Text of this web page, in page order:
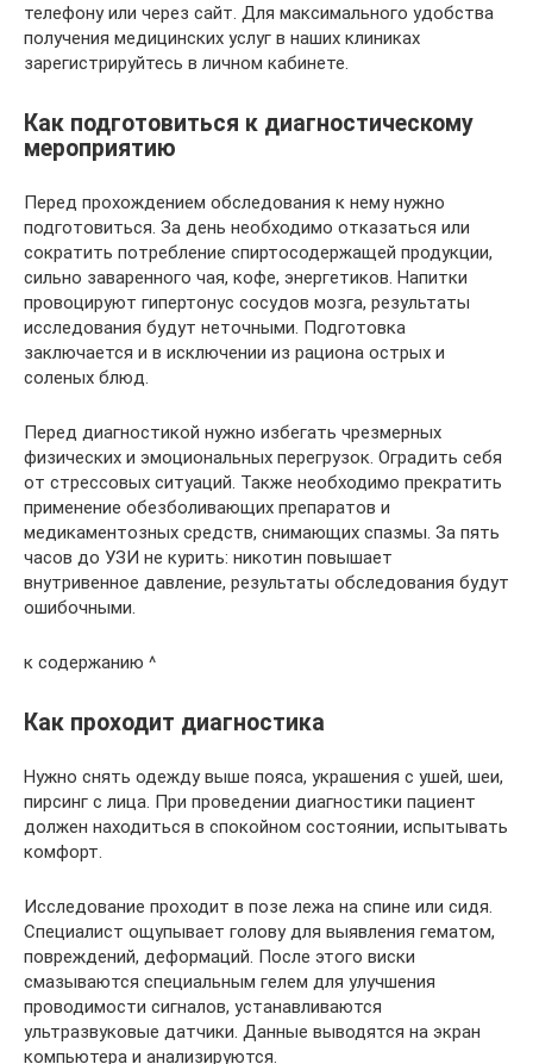
телефону или через сайт. Для максимального удобства
получения медицинских услуг в наших клиниках
зарегистрируйтесь в личном кабинете.
Как подготовиться к диагностическому
мероприятию
Перед прохождением обследования к нему нужно
подготовиться. За день необходимо отказаться или
сократить потребление спиртосодержащей продукции,
сильно заваренного чая, кофе, энергетиков. Напитки
провоцируют гипертонус сосудов мозга, результаты
исследования будут неточными. Подготовка
заключается и в исключении из рациона острых и
соленых блюд.
Перед диагностикой нужно избегать чрезмерных
физических и эмоциональных перегрузок. Оградить себя
от стрессовых ситуаций. Также необходимо прекратить
применение обезболивающих препаратов и
медикаментозных средств, снимающих спазмы. За пять
часов до УЗИ не курить: никотин повышает
внутривенное давление, результаты обследования будут
ошибочными.
к содержанию ^
Как проходит диагностика
Нужно снять одежду выше пояса, украшения с ушей, шеи,
пирсинг с лица. При проведении диагностики пациент
должен находиться в спокойном состоянии, испытывать
комфорт.
Исследование проходит в позе лежа на спине или сидя.
Специалист ощупывает голову для выявления гематом,
повреждений, деформаций. После этого виски
смазываются специальным гелем для улучшения
проводимости сигналов, устанавливаются
ультразвуковые датчики. Данные выводятся на экран
компьютера и анализируются.